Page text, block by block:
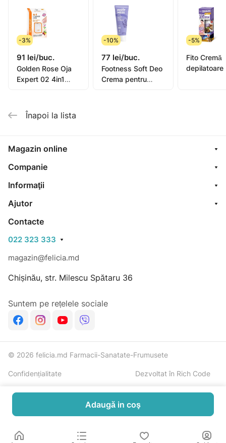
-3%
91 lei/buc.
Golden Rose Oja
Expert 02 4in1
-10%
77 lei/buc.
Footness Soft Deo
Crema pentru
-5%
Fito Cremă
depilatoare
Înapoi la lista
Magazin online
Companie
Informaţii
Ajutor
Contacte
022 323 333
magazin@felicia.md
Chișinău, str. Milescu Spătaru 36
Suntem pe rețelele sociale
© 2026 felicia.md Farmacii-Sanatate-Frumusete
Confidențialitate Dezvoltat în Rich Code
Adaugă in coş